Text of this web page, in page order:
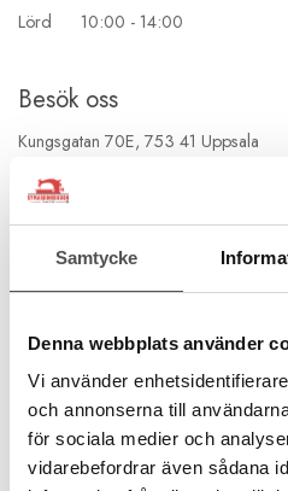
Samtycke
Denna webbplats använder
Vi använder
och annonserna till
för sociala medier och
vidarebefordrar även sådana
Lörd 10:00 - 14:00
Besök oss
Kungsgatan 70E, 753 41 Uppsala